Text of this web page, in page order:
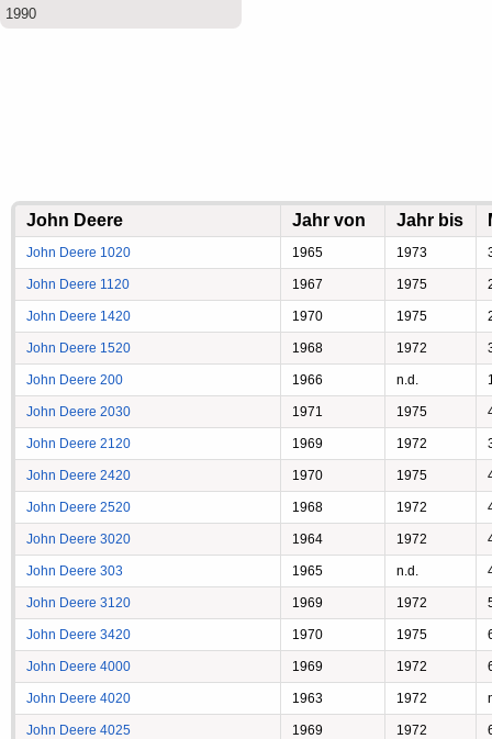
1990
John Deere Jahr von Jahr bis
John Deere 1020 1965 1973
John Deere 1120 1967 1975
John Deere 1420 1970 1975
John Deere 1520 1968 1972
John Deere 200 1966 n.d.
John Deere 2030 1971 1975
John Deere 2120 1969 1972
John Deere 2420 1970 1975
John Deere 2520 1968 1972
John Deere 3020 1964 1972
John Deere 303 1965 n.d.
John Deere 3120 1969 1972
John Deere 3420 1970 1975
John Deere 4000 1969 1972
John Deere 4020 1963 1972
John Deere 4025 1969 1972